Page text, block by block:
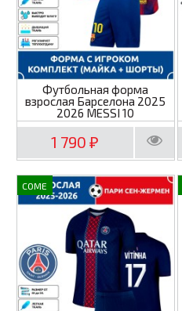
Футбольная форма
взрослая Барселона 2025
2026 MESSI 10
1 790₽
COME